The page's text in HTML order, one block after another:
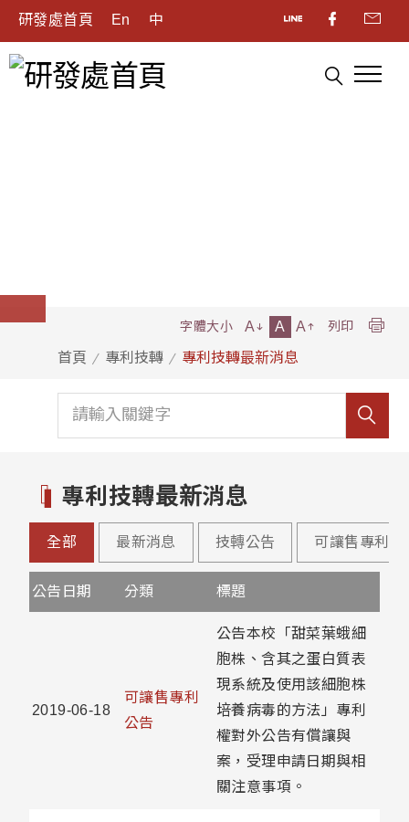
研發處首頁 En 中
首頁 專利技轉 專利技轉最新消息
字體大小 A A A 列印
專利技轉最新消息
全部 最新消息 技轉公告 可讓售專利公
公告日期 分類 標題
2019-06-18
可讓售專利
公告
公告本校「甜菜葉蛾細
胞株、含其之蛋白質表
現系統及使用該細胞株
培養病毒的方法」專利
權對外公告有償讓與
案，受理申請日期與相
關注意事項。